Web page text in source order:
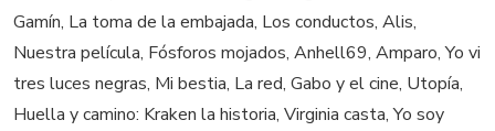
Gamín, La toma de la embajada, Los conductos, Alis,
Nuestra película, Fósforos mojados, Anhell69, Amparo, Yo vi
tres luces negras, Mi bestia, La red, Gabo y el cine, Utopía,
Huella y camino: Kraken la historia, Virginia casta, Yo soy